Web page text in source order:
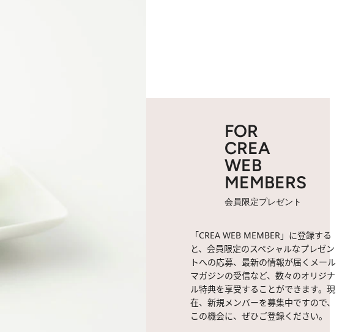
FOR
CREA
WEB
MEMBERS
会員限定プレゼント
「CREA WEB MEMBER」に登録する
と、会員限定のスペシャルなプレゼン
トへの応募、最新の情報が届くメール
マガジンの受信など、数々のオリジナ
ル特典を享受することができます。現
在、新規メンバーを募集中ですので、
この機会に、ぜひご登録ください。